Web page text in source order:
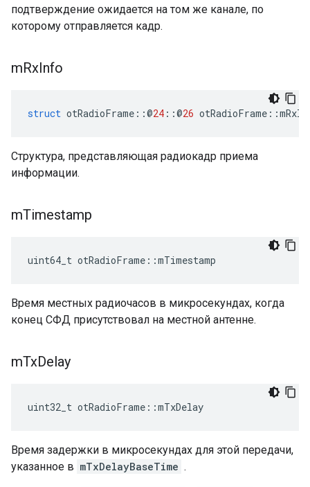
подтверждение ожидается на том же канале, по
которому отправляется кадр.
mRxInfo
struct otRadioFrame ::@24 ::@26 otRadioFrame ::
Структура, представляющая радиокадр приема
информации.
mTimestamp
uint64_t otRadioFrame ::mTimestamp
Время местных радиочасов в микросекундах, когда
конец СФД присутствовал на местной антенне.
mTxDelay
uint32_t otRadioFrame ::mTxDelay
Время задержки в микросекундах для этой передачи,
указанное в mTxDelayBaseTime .